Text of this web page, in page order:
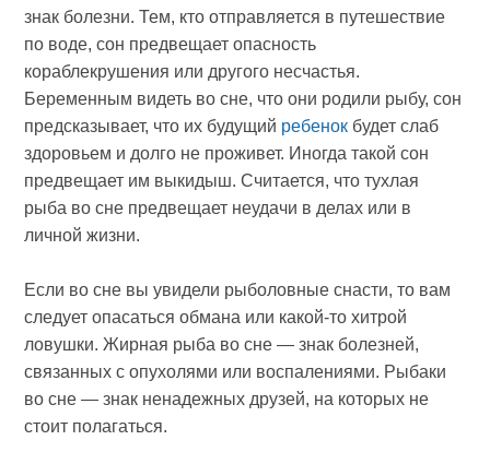
знак болезни. Тем, кто отправляется в путешествие
по воде, сон предвещает опасность
кораблекрушения или другого несчастья.
Беременным видеть во сне, что они родили рыбу, сон
предсказывает, что их будущий ребенок будет слаб
здоровьем и долго не проживет. Иногда такой сон
предвещает им выкидыш. Считается, что тухлая
рыба во сне предвещает неудачи в делах или в
личной жизни.
Если во сне вы увидели рыболовные снасти, то вам
следует опасаться обмана или какой-то хитрой
ловушки. Жирная рыба во сне — знак болезней,
связанных с опухолями или воспалениями. Рыбаки
во сне — знак ненадежных друзей, на которых не
стоит полагаться.